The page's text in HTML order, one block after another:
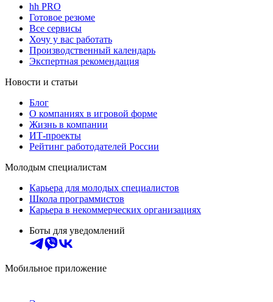
hh PRO
Готовое резюме
Все сервисы
Хочу у вас работать
Производственный календарь
Экспертная рекомендация
Новости и статьи
Блог
О компаниях в игровой форме
Жизнь в компании
ИТ-проекты
Рейтинг работодателей России
Молодым специалистам
Карьера для молодых специалистов
Школа программистов
Карьера в некоммерческих организациях
Боты для уведомлений
Мобильное приложение